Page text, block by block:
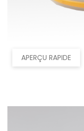
APERÇU RAPIDE